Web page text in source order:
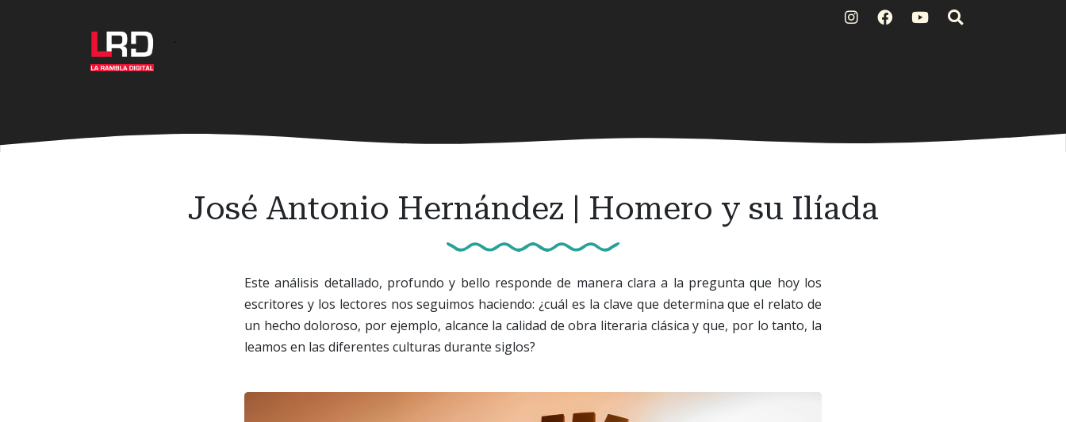
José Antonio Hernández | Homero y su Ilíada
Este análisis detallado, profundo y bello responde de manera clara a la pregunta que hoy los
escritores y los lectores nos seguimos haciendo: ¿cuál es la clave que determina que el relato de
un hecho doloroso, por ejemplo, alcance la calidad de obra literaria clásica y que, por lo tanto, la
leamos en las diferentes culturas durante siglos?